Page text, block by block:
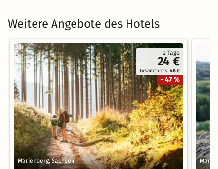
Weitere Angebote des Hotels
2 Tage
24 €
Gesamtpreis:48 €
- 47 %
Marienberg, Sachsen